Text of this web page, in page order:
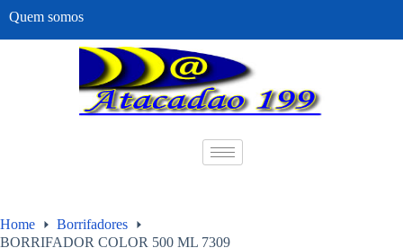
Quem somos
Home
Borrifadores
BORRIFADOR COLOR 500 ML 7309